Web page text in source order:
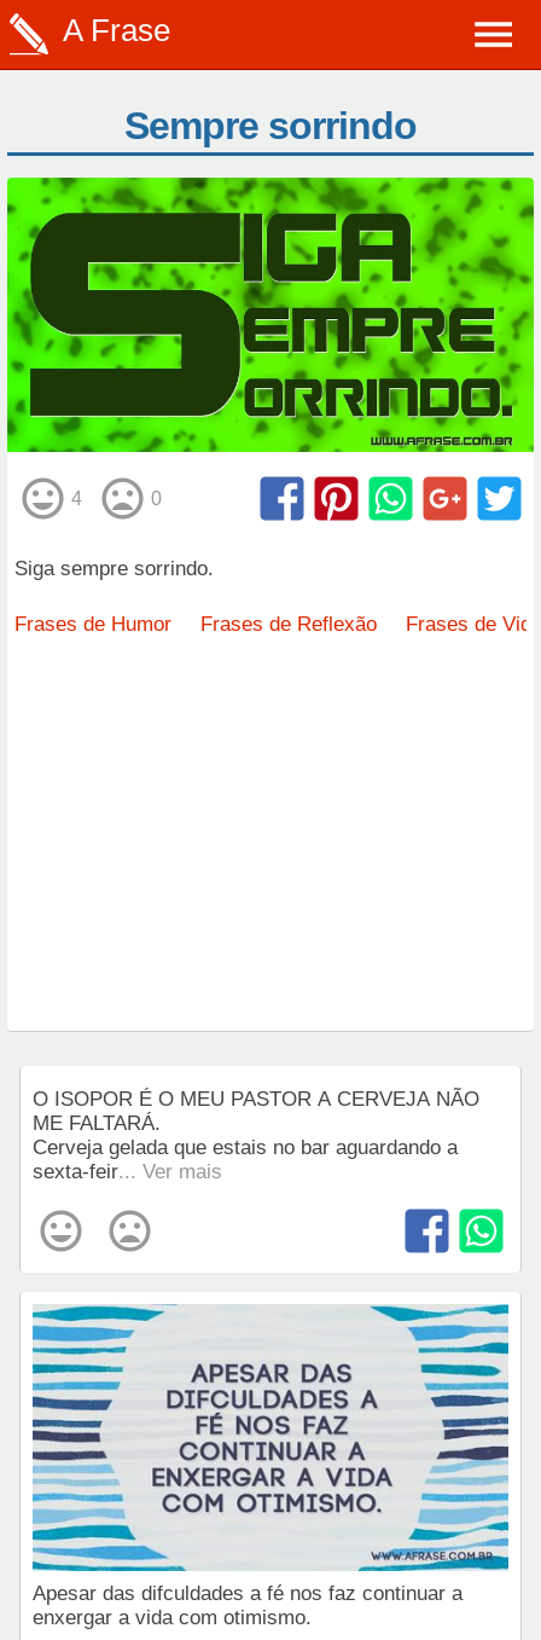
A Frase
Sempre sorrindo
4 0
Siga sempre sorrindo.
Frases de Humor Frases de Reflexão Frases de Vida
O ISOPOR É O MEU PASTOR A CERVEJA NÃO
ME FALTARÁ.
Cerveja gelada que estais no bar aguardando a
sexta-feir... Ver mais
Apesar das difculdades a fé nos faz continuar a
enxergar a vida com otimismo.